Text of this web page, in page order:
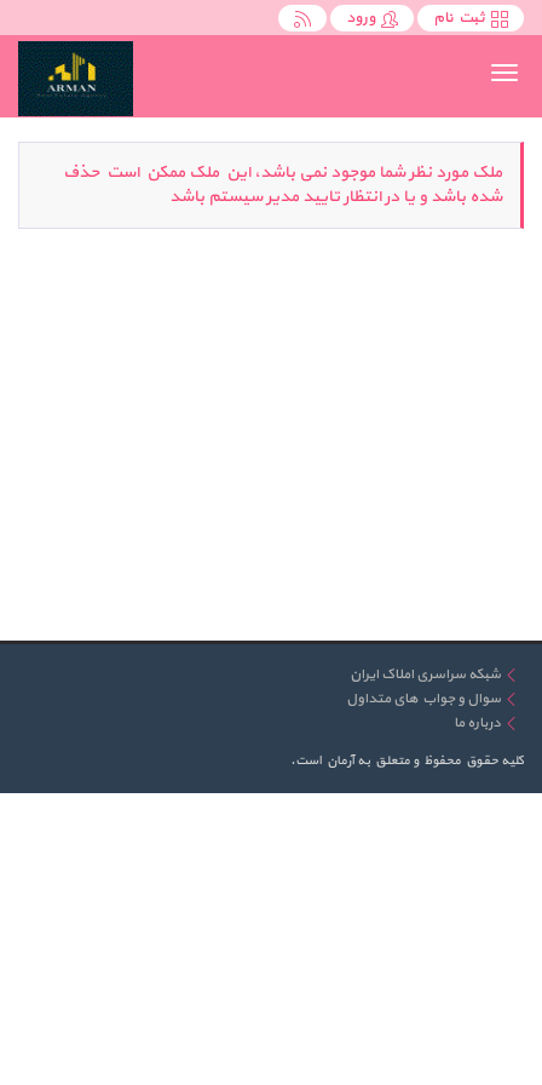
ثبت نام ورود
Toggle
ملک مورد نظر شما موجود نمی باشد، این ملک ممکن است حذف
شده باشد و یا در انتظار تایید مدیر سیستم باشد
شبکه سراسری املاک ایران
سوال و جواب های متداول
درباره ما
کلیه حقوق محفوظ و متعلق به آرمان است.